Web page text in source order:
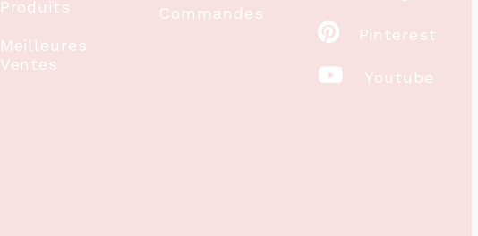
Produits
Meilleures
Ventes
Commandes
 Pinterest
 Youtube